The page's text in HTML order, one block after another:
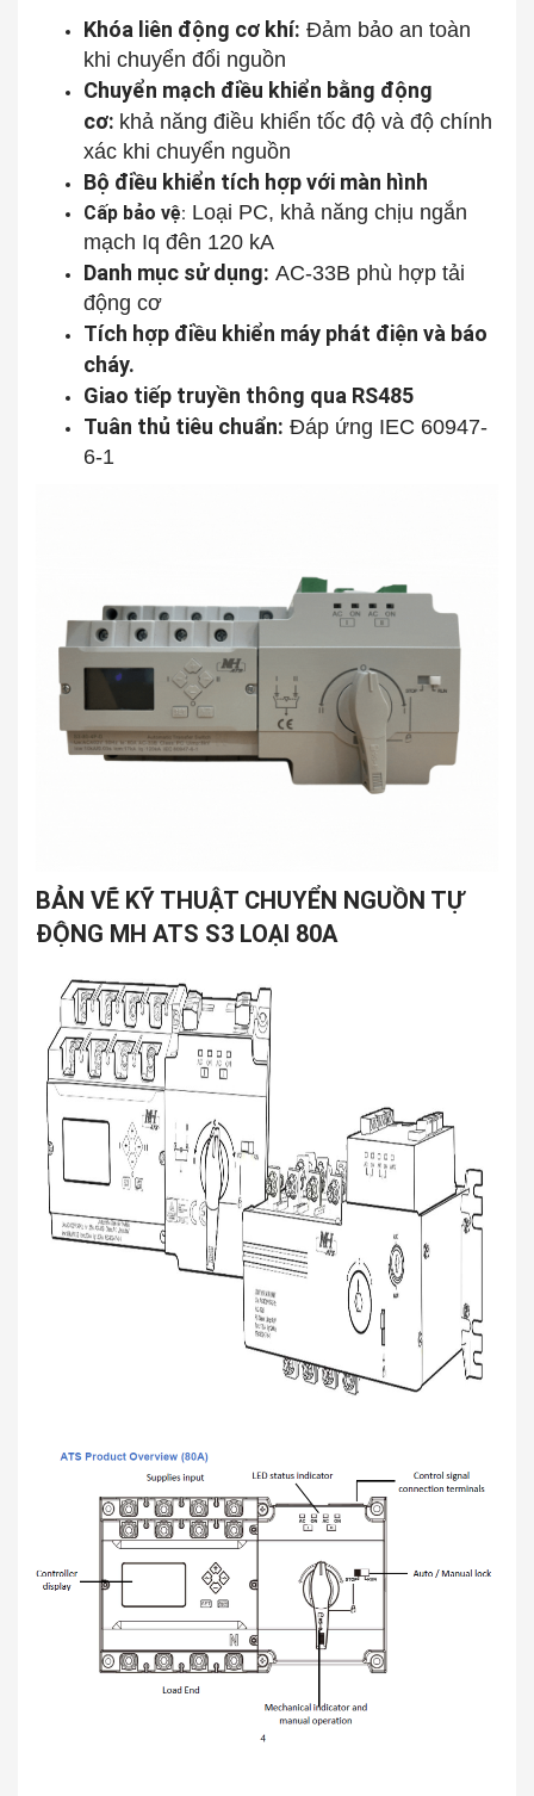
Khóa liên động cơ khí: Đảm bảo an toàn
khi chuyển đổi nguồn
Chuyển mạch điều khiển bằng động
cơ: khả năng điều khiển tốc độ và độ chính
xác khi chuyển nguồn
Bộ điều khiển tích hợp với màn hình
Cấp bảo vệ: Loại PC, khả năng chịu ngắn
mạch Iq đên 120 kA
Danh mục sử dụng: AC-33B phù hợp tải
động cơ
Tích hợp điều khiển máy phát điện và báo
cháy.
Giao tiếp truyền thông qua RS485
Tuân thủ tiêu chuẩn: Đáp ứng IEC 60947-
6-1
BẢN VẼ KỸ THUẬT CHUYỂN NGUỒN TỰ
ĐỘNG MH ATS S3 LOẠI 80A